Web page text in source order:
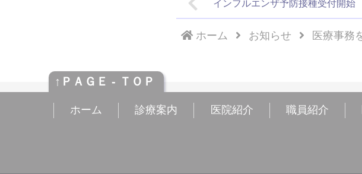
インフルエンザ予防接種受付開始
ホーム お知らせ 医療事務
↑ＰＡＧＥ - ＴＯＰ
ホーム 診療案内 医院紹介 職員紹介